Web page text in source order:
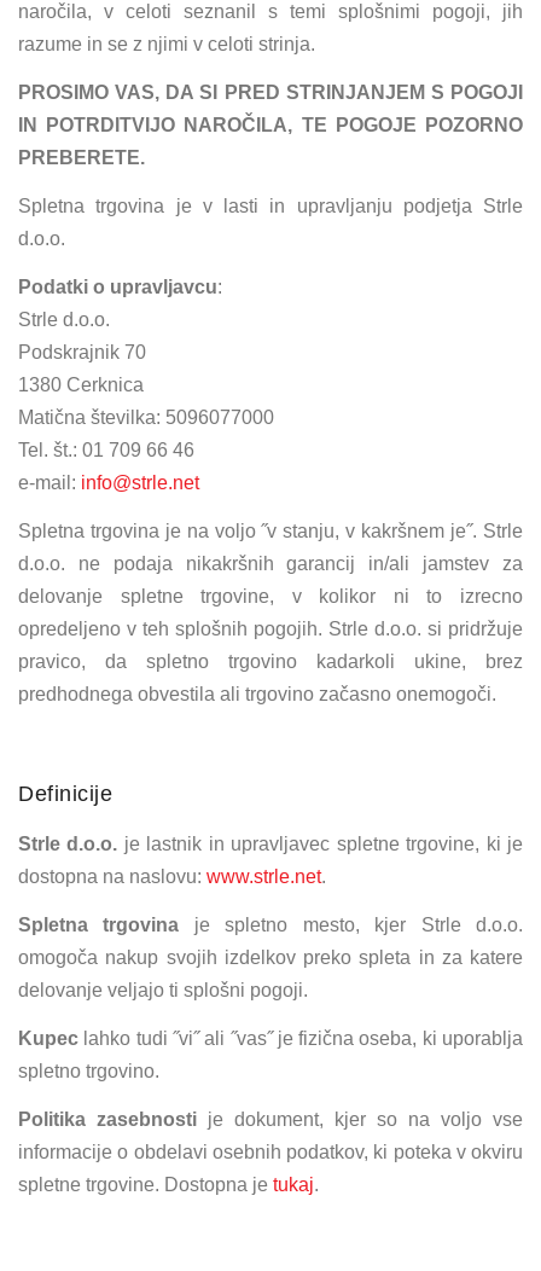
naročila, v celoti seznanil s temi splošnimi pogoji, jih
razume in se z njimi v celoti strinja.
PROSIMO VAS, DA SI PRED STRINJANJEM S POGOJI
IN POTRDITVIJO NAROČILA, TE POGOJE POZORNO
PREBERETE.
Spletna trgovina je v lasti in upravljanju podjetja Strle
d.o.o.
Podatki o upravljavcu:
Strle d.o.o.
Podskrajnik 70
1380 Cerknica
Matična številka: 5096077000
Tel. št.: 01 709 66 46
e-mail: info@strle.net
Spletna trgovina je na voljo ˝v stanju, v kakršnem je˝. Strle
d.o.o. ne podaja nikakršnih garancij in/ali jamstev za
delovanje spletne trgovine, v kolikor ni to izrecno
opredeljeno v teh splošnih pogojih. Strle d.o.o. si pridržuje
pravico, da spletno trgovino kadarkoli ukine, brez
predhodnega obvestila ali trgovino začasno onemogoči.
Definicije
Strle d.o.o. je lastnik in upravljavec spletne trgovine, ki je
dostopna na naslovu: www.strle.net.
Spletna trgovina je spletno mesto, kjer Strle d.o.o.
omogoča nakup svojih izdelkov preko spleta in za katere
delovanje veljajo ti splošni pogoji.
Kupec lahko tudi ˝vi˝ ali ˝vas˝ je fizična oseba, ki uporablja
spletno trgovino.
Politika zasebnosti je dokument, kjer so na voljo vse
informacije o obdelavi osebnih podatkov, ki poteka v okviru
spletne trgovine. Dostopna je tukaj.